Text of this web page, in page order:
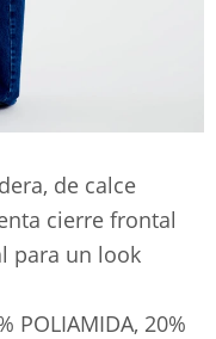
de calce
cierre frontal
para un look
POLIAMIDA, 20%